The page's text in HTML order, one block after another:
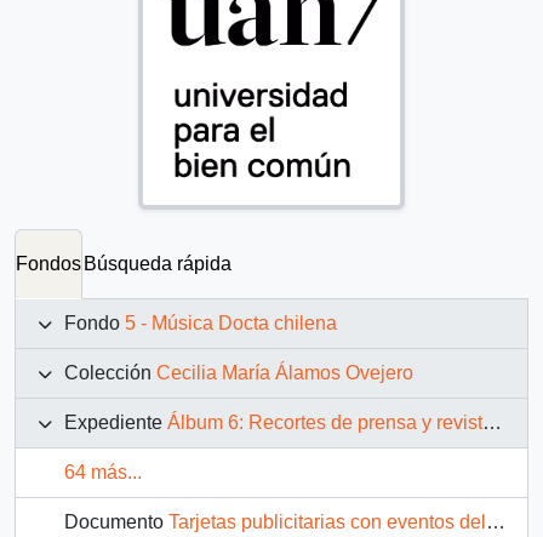
Fondos Búsqueda rápida
Fondo 5 - Música Docta chilena
Colección Cecilia María Álamos Ovejero
Expediente Álbum 6: Recortes de prensa y revistas, documentos y fotografías del período 1999-2013
64 más...
Documento Tarjetas publicitarias con eventos del Grupo Mazapán